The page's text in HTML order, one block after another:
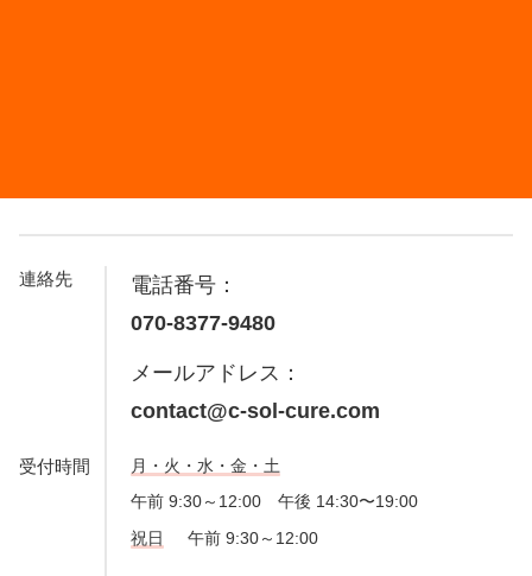
連絡先
電話番号：
070-8377-9480
メールアドレス：
contact@c-sol-cure.com
受付時間
月・火・水・金・土
午前 9:30～12:00 午後 14:30〜19:00
祝日
午前 9:30～12:00